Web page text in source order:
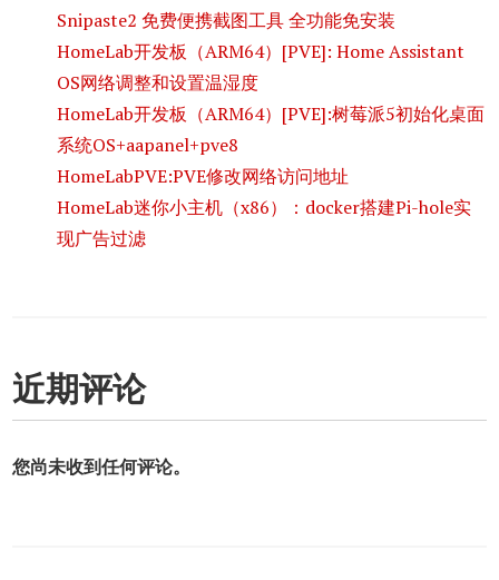
Snipaste2 免费便携截图工具 全功能免安装
HomeLab开发板（ARM64）[PVE]: Home Assistant
OS网络调整和设置温湿度
HomeLab开发板（ARM64）[PVE]:树莓派5初始化桌面
系统OS+aapanel+pve8
HomeLabPVE:PVE修改网络访问地址
HomeLab迷你小主机（x86）：docker搭建Pi-hole实
现广告过滤
近期评论
您尚未收到任何评论。